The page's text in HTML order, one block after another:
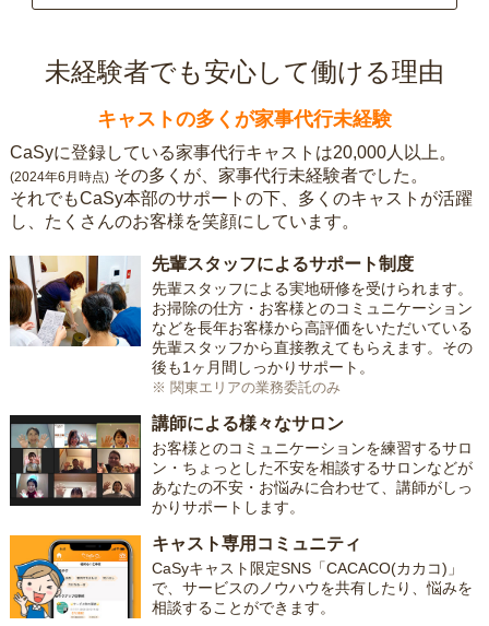
未経験者でも安心して働ける理由
キャストの多くが家事代行未経験
CaSyに登録している家事代行キャストは20,000人以上。
(2024年6月時点) その多くが、家事代行未経験者でした。
それでもCaSy本部のサポートの下、多くのキャストが活躍
し、たくさんのお客様を笑顔にしています。
先輩スタッフによるサポート制度
先輩スタッフによる実地研修を受けられます。
お掃除の仕方・お客様とのコミュニケーション
などを長年お客様から高評価をいただいている
先輩スタッフから直接教えてもらえます。その
後も1ヶ月間しっかりサポート。
※ 関東エリアの業務委託のみ
講師による様々なサロン
お客様とのコミュニケーションを練習するサロ
ン・ちょっとした不安を相談するサロンなどが
あなたの不安・お悩みに合わせて、講師がしっ
かりサポートします。
キャスト専用コミュニティ
CaSyキャスト限定SNS「CACACO(カカコ)」
で、サービスのノウハウを共有したり、悩みを
相談することができます。